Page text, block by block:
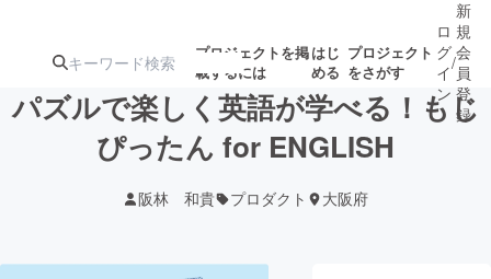
プロジェクトを掲
載するには
はじ
める
プロジェクト
をさがす
ターン
注目の新着プロ
ジェクト
募集終了が近いプ
ロジェクト
ロ
グ
イ
ン
/
新
規
会
員
登
録
パズルで楽しく英語が学べる！もじ
ぴったん for ENGLISH
阪林 和貴 プロダクト 大阪府